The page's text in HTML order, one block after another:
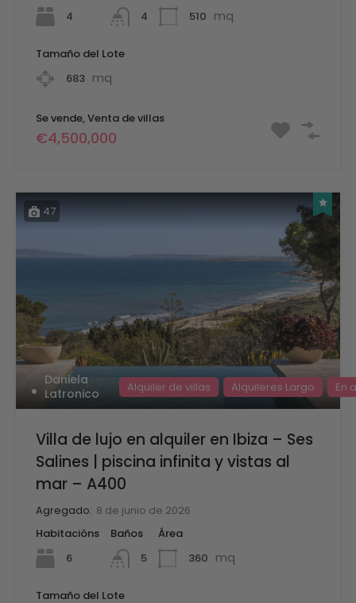
4
4
510 mq
Tamaño del Lote
683 mq
Se vende, Venta de villas
€4,500,000
47
Daniela
Latronico
Alquiler de villas Alquileres Largo En
Villa de lujo en alquiler en Ibiza – Ses
Salines | piscina infinita y vistas al
mar – A400
Agregado: 8 de junio de 2026
Habitacións
6
Baños
5
Área
360 mq
Tamaño del Lote